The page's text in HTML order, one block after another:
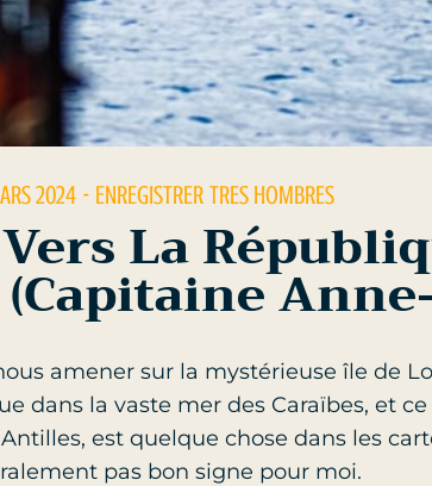
2024 - ENREGISTRER TRES HOMBRES
La
amener sur la mystérieuse île de
dans la vaste mer des Caraïbes, et
est quelque chose dans les
pas bon signe pour moi.